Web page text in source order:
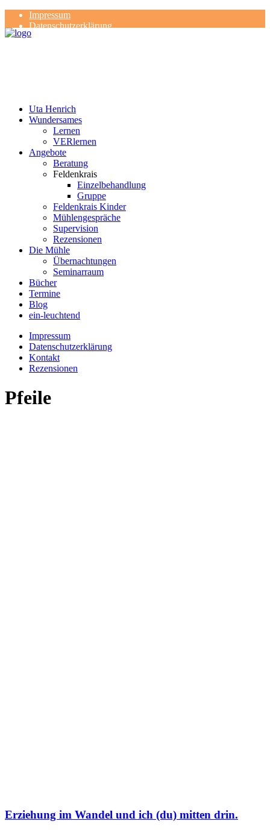
Impressum
Datenschutzerklärung
Kontakt
Uta Henrich
Wundersames
Lernen
VERlernen
Angebote
Beratung
Feldenkrais
Einzelbehandlung
Gruppe
Feldenkrais Kinder
Mühlengespräche
Supervision
Rezensionen
Die Mühle
Übernachtungen
Seminarraum
Bücher
Termine
Blog
ein-leuchtend
Impressum
Datenschutzerklärung
Kontakt
Rezensionen
Pfeile
Erziehung im Wandel und ich (du) mitten drin.